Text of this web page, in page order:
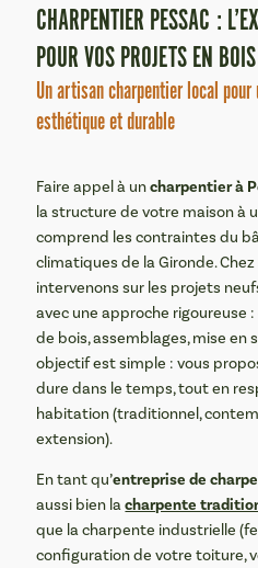
CHARPENTIER PESSAC :
POUR VOS PROJETS EN
Un artisan charpentier local
esthétique et durable
Faire appel à uncharpentier à
la structure de votre maison à
comprend les contraintes du
climatiques de la Gironde. Chez
intervenons sur les projets
avec une approche rigoureuse
de bois, assemblages, mise en
objectif est simple : vous
dure dans le temps, tout en
habitation (traditionnel,
extension).
En tant qu’entreprise de
aussi bien lacharpente
que la charpente industrielle
configuration de votre toiture,